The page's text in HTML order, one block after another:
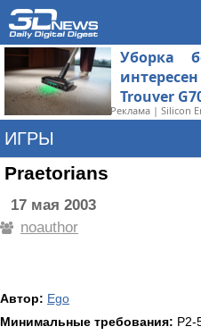
Уборка
Trouver
Реклама | Silicon
ИГРЫ
Praetorians
17 мая 2003
noauthor
Автор: Ego
Минимальные требования: P2-